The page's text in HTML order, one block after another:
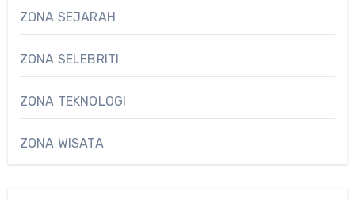
ZONA SEJARAH
ZONA SELEBRITI
ZONA TEKNOLOGI
ZONA WISATA